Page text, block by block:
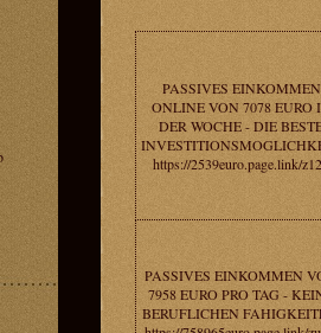
PASSIVES EINKOMMEN
ONLINE VON 7078 EURO
DER WOCHE - DIE
https://2539euro.page.link/
PASSIVES EINKOMMEN
7958 EURO PRO TAG -
BERUFLICHEN